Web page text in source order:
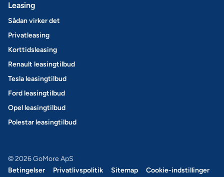
Leasing
Sådan virker det
Privatleasing
Korttidsleasing
Renault leasingtilbud
Tesla leasingtilbud
Ford leasingtilbud
Opel leasingtilbud
Polestar leasingtilbud
© 2026 GoMore ApS
Betingelser
Privatlivspolitik Sitemap Cookie-indstillinger